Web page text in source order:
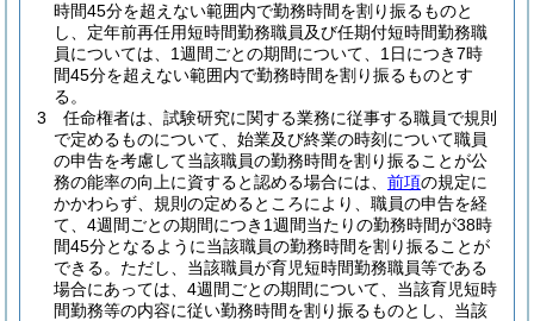
時間45分を超えない範囲内で勤務時間を割り振るものと
し、定年前再任用短時間勤務職員及び任期付短時間勤務職
員については、1週間ごとの期間について、1日につき7時
間45分を超えない範囲内で勤務時間を割り振るものとす
る。
3
任命権者は、試験研究に関する業務に従事する職員で規則
で定めるものについて、始業及び終業の時刻について職員
の申告を考慮して当該職員の勤務時間を割り振ることが公
務の能率の向上に資すると認める場合には、 前項の規定に
かかわらず、規則の定めるところにより、職員の申告を経
て、4週間ごとの期間につき1週間当たりの勤務時間が38時
間45分となるように当該職員の勤務時間を割り振ることが
できる。 ただし、当該職員が育児短時間勤務職員等である
場合にあっては、4週間ごとの期間について、当該育児短時
間勤務等の内容に従い勤務時間を割り振るものとし、当該